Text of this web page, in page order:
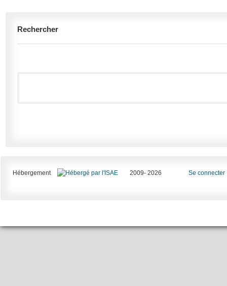
Rechercher
Hébergement 2009- 2026 Se connecter